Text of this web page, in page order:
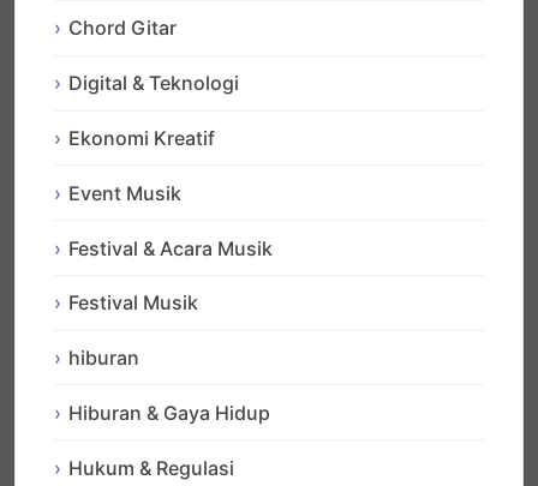
Chord Gitar
Digital & Teknologi
Ekonomi Kreatif
Event Musik
Festival & Acara Musik
Festival Musik
hiburan
Hiburan & Gaya Hidup
Hukum & Regulasi